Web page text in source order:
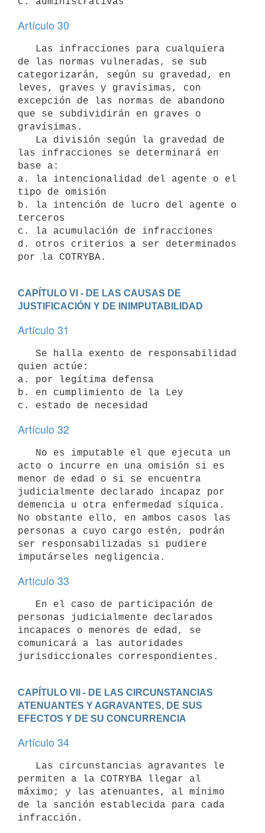
Artículo 30
de las normas vulneradas, se sub
categorizarán, según su gravedad, en
leves, graves y gravísimas, con
excepción de las normas de abandono
que se subdividirán en graves o
gravísimas.
las infracciones se determinará en
base a:
a. la intencionalidad del agente o el
tipo de omisión
b. la intención de lucro del agente o
terceros
c. la acumulación de infracciones
d. otros criterios a ser determinados
por la COTRYBA.
CAPÍTULO VI - DE LAS CAUSAS DE
JUSTIFICACIÓN Y DE INIMPUTABILIDAD
Artículo 31
quien actúe:
a. por legítima defensa
b. en cumplimiento de la Ley
Artículo 32
acto o incurre en una omisión si es
menor de edad o si se encuentra
judicialmente declarado incapaz por
demencia u otra enfermedad síquica.
No obstante ello, en ambos casos las
personas a cuyo cargo estén, podrán
ser responsabilizadas si pudiere
Artículo 33
personas judicialmente declarados
incapaces o menores de edad, se
comunicará a las autoridades
jurisdiccionales correspondientes.
CAPÍTULO VII - DE LAS CIRCUNSTANCIAS
ATENUANTES Y AGRAVANTES, DE SUS
EFECTOS Y DE SU CONCURRENCIA
Artículo 34
permiten a la COTRYBA llegar al
máximo; y las atenuantes, al mínimo
de la sanción establecida para cada